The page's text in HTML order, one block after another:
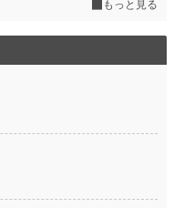
もっと見る